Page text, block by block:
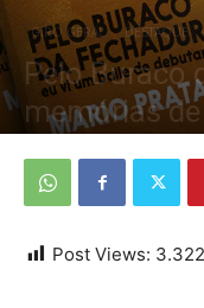
GIRO GERAL DESTAQUE
Pelo Buraco
memórias
Post Views: 3.322